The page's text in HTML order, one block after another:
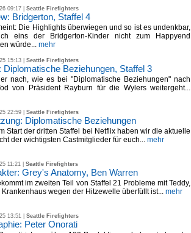
09:17 | Seattle Firefighters
Bridgerton, Staffel 4
Die Highlights überwiegen und so ist es undenkbar,
eins der Bridgerton-Kinder nicht zum Happyend
würde... mehr
15:13 | Seattle Firefighters
Diplomatische Beziehungen, Staffel 3
nach, wie es bei "Diplomatische Beziehungen" nach
von Präsident Rayburn für die Wylers weitergeht...
22:59 | Seattle Firefighters
Diplomatische Beziehungen
Start der dritten Staffel bei Netflix haben wir die aktuelle
der wichtigsten Castmitglieder für euch... mehr
11:21 | Seattle Firefighters
Grey's Anatomy, Ben Warren
im zweiten Teil von Staffel 21 Probleme mit Teddy,
Krankenhaus wegen der Hitzewelle überfüllt ist... mehr
13:51 | Seattle Firefighters
Peter Onorati